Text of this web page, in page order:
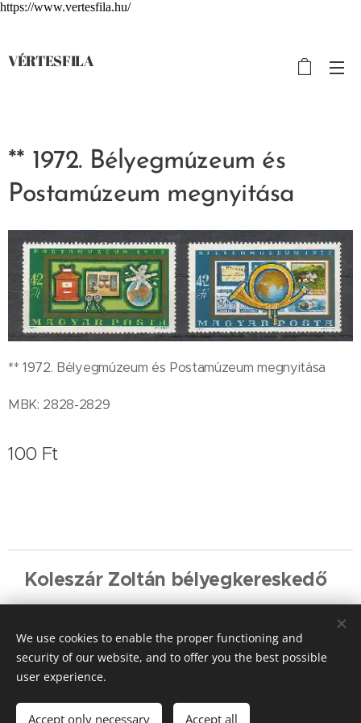
https://www.vertesfila.hu/
VÉRTESFILA
** 1972. Bélyegmúzeum és
Postamúzeum megnyitása
** 1972. Bélyegmúzeum és Postamúzeum megnyitása
MBK: 2828-2829
100 Ft
Add to cart
Koleszár Zoltán bélyegkereskedő
Languages
Magyar
English Deutsch
We use cookies to enable the proper functioning and
security of our website, and to offer you the best possible
user experience.
Accept only necessary Accept all